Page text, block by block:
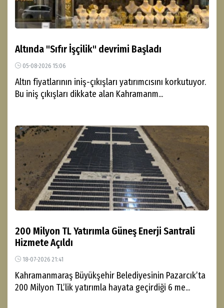
Altında "Sıfır İşçilik" devrimi Başladı
05-08-2026 15:06
Altın fiyatlarının iniş-çıkışları yatırımcısını korkutuyor.
Bu iniş çıkışları dikkate alan Kahramanm...
200 Milyon TL Yatırımla Güneş Enerji Santrali
Hizmete Açıldı
18-07-2026 21:41
Kahramanmaraş Büyükşehir Belediyesinin Pazarcık’ta
200 Milyon TL’lik yatırımla hayata geçirdiği 6 me...